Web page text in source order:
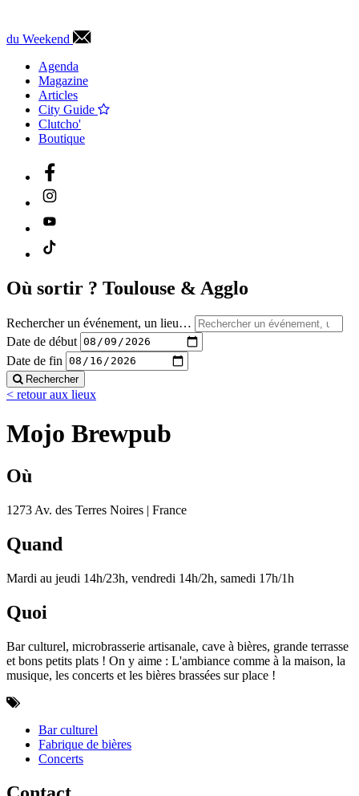
du Weekend
Agenda
Magazine
Articles
City Guide
Clutcho'
Boutique
Où sortir ? Toulouse & Agglo
Rechercher un événement, un lieu…
Date de début
Date de fin
Rechercher
< retour aux lieux
Mojo Brewpub
Où
1273 Av. des Terres Noires | France
Quand
Mardi au jeudi 14h/23h, vendredi 14h/2h, samedi 17h/1h
Quoi
Bar culturel, microbrasserie artisanale, cave à bières, grande terrasse
et bons petits plats ! On y aime : L'ambiance comme à la maison, la
musique, les concerts et les bières brassées sur place !
Bar culturel
Fabrique de bières
Concerts